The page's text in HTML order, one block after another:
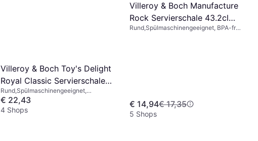
Villeroy & Boch Toy's Delight
Royal Classic Servierschale
24.5cm
Rund,Spülmaschinengeeignet,
Mikrowellengeeignet, Stapelbar,
Porzellan, Knochenporzellan,
Mehrfarbig, Weiß
€ 22,43
4 Shops
Villeroy & Boch Manufacture
Rock Servierschale 43.2cl
23.5cm
Rund,Spülmaschinengeeignet, BPA-frei,
€ 14,94€ 17,35
5 Shops